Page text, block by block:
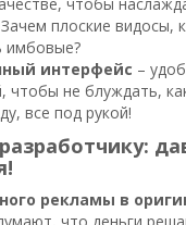
плоские видосы,
имбовые?
интерфейс –
чтобы не блуждать,
все под рукой!
рекламы в